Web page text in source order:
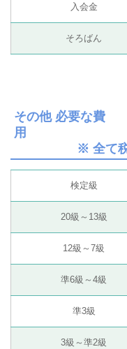
入会金
そろばん
その他 必要な費
※ 全て税
検定級
20級～13級
12級～7級
準6級～4級
準3級
3級～準2級